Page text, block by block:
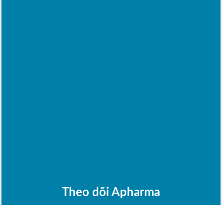
Theo dõi Apharma